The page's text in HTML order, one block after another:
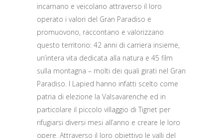
incarnano e veicolano attraverso il loro
operato i valori del Gran Paradiso e
promuovono, raccontano e valorizzano
questo territorio: 42 anni di carriera insieme,
un’intera vita dedicata alla natura e 45 film
sulla montagna – molti dei quali girati nel Gran
Paradiso. I Lapied hanno infatti scelto come
patria di elezione la Valsavarenche ed in
particolare il piccolo villaggio di Tignet per
rifugiarsi diversi mesi all’anno e creare le loro
opere. Attraverso il loro obiettivo le valli del